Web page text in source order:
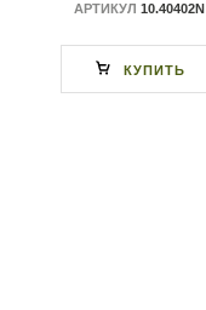
АРТИКУЛ 10.40402N
КУПИТЬ